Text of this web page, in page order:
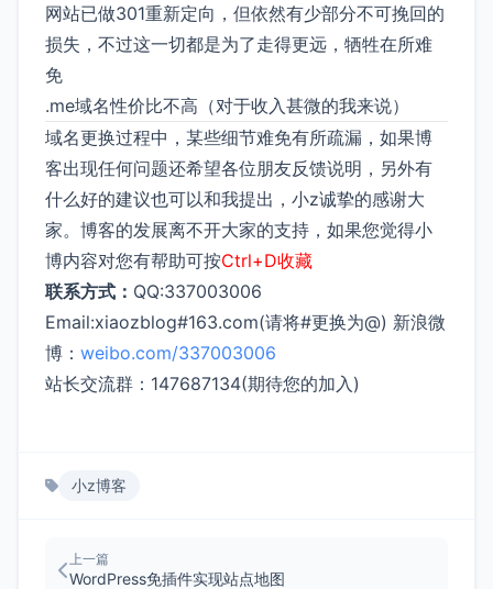
网站已做301重新定向，但依然有少部分不可挽回的
损失，不过这一切都是为了走得更远，牺牲在所难
免
.me域名性价比不高（对于收入甚微的我来说）
域名更换过程中，某些细节难免有所疏漏，如果博
客出现任何问题还希望各位朋友反馈说明，另外有
什么好的建议也可以和我提出，小z诚挚的感谢大
家。博客的发展离不开大家的支持，如果您觉得小
博内容对您有帮助可按Ctrl+D收藏
联系方式： QQ:337003006
Email:xiaozblog#163.com(请将#更换为@) 新浪微
博： weibo.com/337003006
站长交流群：147687134(期待您的加入)
小z博客
上一篇
WordPress免插件实现站点地图